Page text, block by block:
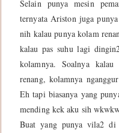
Selain punya mesin
ternyata Ariston juga
nih kalau punya kolam
kalau pas suhu lagi
kolamnya. Soalnya
renang, kolamnya
Eh tapi biasanya yang
mending kek aku sih
Buat yang punya vila2 di